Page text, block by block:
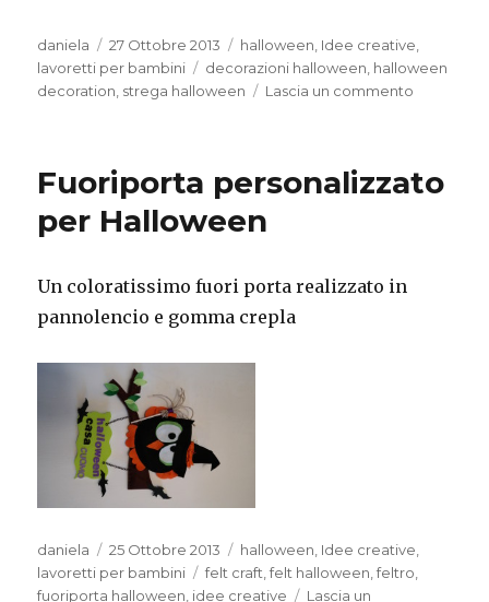
Autore
daniela
Pubblicato
il
27 Ottobre 2013 Categorie
halloween Idee creative
lavoretti per bambini
Tag
decorazioni halloween halloween
decoration strega halloween Lascia un commento
Fuoriporta personalizzato
per Halloween
Un coloratissimo fuori porta realizzato in
pannolencio e gomma crepla
Autore
daniela
Pubblicato
il
25 Ottobre 2013 Categorie
halloween Idee creative
lavoretti per bambini
Tag
felt craft ,felt halloween ,feltro
fuoriporta halloween idee creative Lascia un